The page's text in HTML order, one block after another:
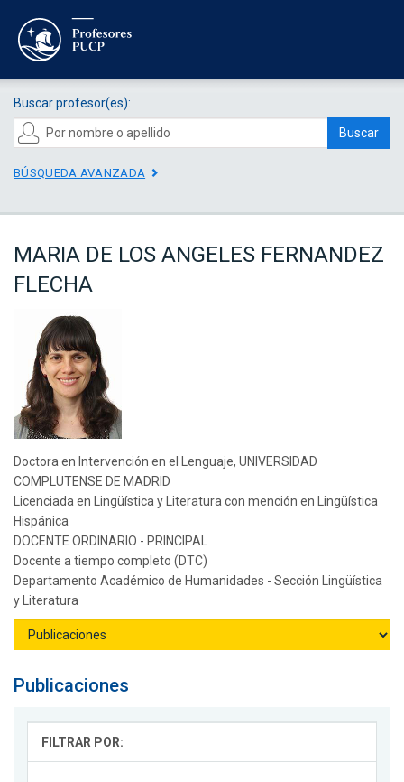
Buscar profesor(es):
Buscar
BÚSQUEDA AVANZADA
MARIA DE LOS ANGELES FERNANDEZ
FLECHA
Doctora en Intervención en el Lenguaje, UNIVERSIDAD
COMPLUTENSE DE MADRID
Licenciada en Lingüística y Literatura con mención en Lingüística
Hispánica
DOCENTE ORDINARIO - PRINCIPAL
Docente a tiempo completo (DTC)
Departamento Académico de Humanidades - Sección Lingüística
y Literatura
Publicaciones
FILTRAR POR: